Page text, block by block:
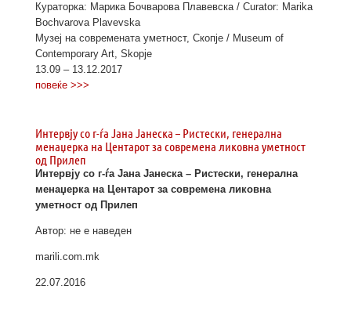
Кураторка: Марика Бочварова Плавевска / Curator: Marika
Bochvarova Plavevska
Музеј на современата уметност, Скопје / Museum of
Contemporary Art, Skopje
13.09 – 13.12.2017
повеќе >>>
Интервју со г-ѓа Јана Јанеска – Ристески, генерална
менаџерка на Центарот за современа ликовна уметност
од Прилеп
Интервју со г-ѓа Јана Јанеска – Ристески, генерална
менаџерка на Центарот за современа ликовна
уметност од Прилеп
Автор: не е наведен
marili.com.mk
22.07.2016